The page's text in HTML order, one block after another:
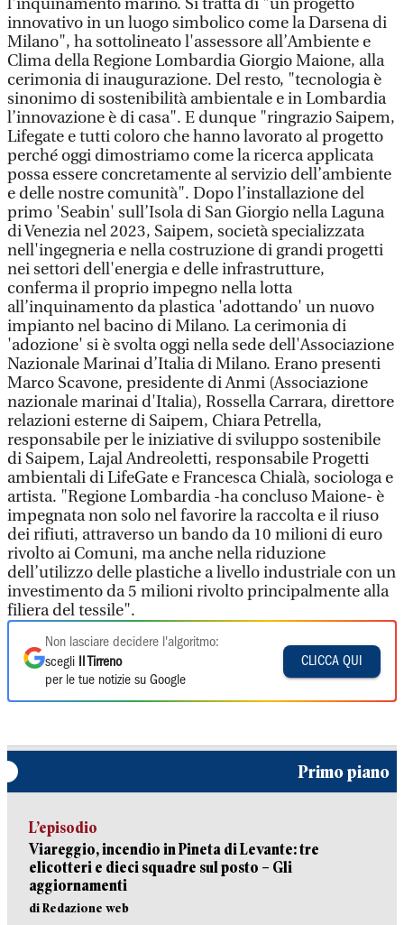
l'inquinamento marino. Si tratta di "un progetto
innovativo in un luogo simbolico come la Darsena di
Milano", ha sottolineato l'assessore all’Ambiente e
Clima della Regione Lombardia Giorgio Maione, alla
cerimonia di inaugurazione. Del resto, "tecnologia è
sinonimo di sostenibilità ambientale e in Lombardia
l’innovazione è di casa". E dunque "ringrazio Saipem,
Lifegate e tutti coloro che hanno lavorato al progetto
perché oggi dimostriamo come la ricerca applicata
possa essere concretamente al servizio dell’ambiente
e delle nostre comunità". Dopo l’installazione del
primo 'Seabin' sull’Isola di San Giorgio nella Laguna
di Venezia nel 2023, Saipem, società specializzata
nell'ingegneria e nella costruzione di grandi progetti
nei settori dell'energia e delle infrastrutture,
conferma il proprio impegno nella lotta
all’inquinamento da plastica 'adottando' un nuovo
impianto nel bacino di Milano. La cerimonia di
'adozione' si è svolta oggi nella sede dell'Associazione
Nazionale Marinai d’Italia di Milano. Erano presenti
Marco Scavone, presidente di Anmi (Associazione
nazionale marinai d'Italia), Rossella Carrara, direttore
relazioni esterne di Saipem, Chiara Petrella,
responsabile per le iniziative di sviluppo sostenibile
di Saipem, Lajal Andreoletti, responsabile Progetti
ambientali di LifeGate e Francesca Chialà, sociologa e
artista. "Regione Lombardia -ha concluso Maione- è
impegnata non solo nel favorire la raccolta e il riuso
dei rifiuti, attraverso un bando da 10 milioni di euro
rivolto ai Comuni, ma anche nella riduzione
dell’utilizzo delle plastiche a livello industriale con un
investimento da 5 milioni rivolto principalmente alla
filiera del tessile".
Non lasciare decidere l'algoritmo:
scegli
Il Tirreno
per le tue notizie su Google
CLICCA QUI
Primo piano
L’episodio
Viareggio, incendio in Pineta di Levante: tre
elicotteri e dieci squadre sul posto – Gli
aggiornamenti
di Redazione web